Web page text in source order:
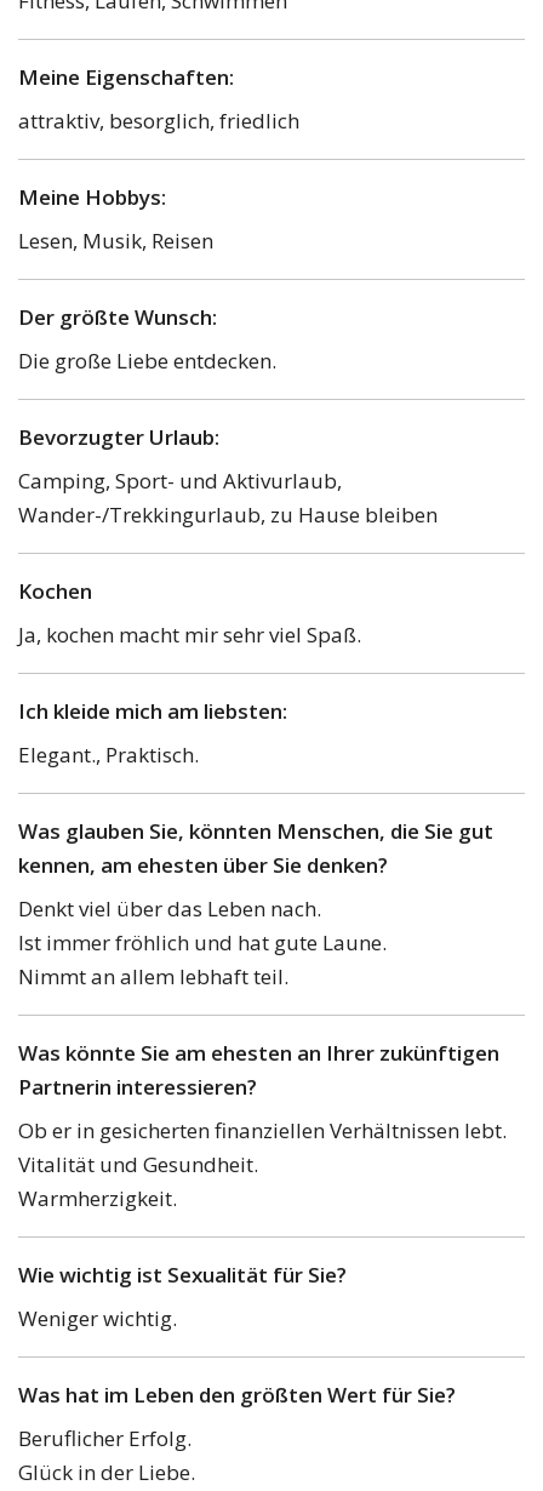
Meine Eigenschaften:
attraktiv, besorglich, friedlich
Meine Hobbys:
Lesen, Musik, Reisen
Der größte Wunsch:
Die große Liebe entdecken.
Bevorzugter Urlaub:
Camping, Sport- und Aktivurlaub,
Wander-/Trekkingurlaub, zu Hause bleiben
Kochen
Ja, kochen macht mir sehr viel Spaß.
Ich kleide mich am liebsten:
Elegant., Praktisch.
Was glauben Sie, könnten Menschen, die Sie gut
kennen, am ehesten über Sie denken?
Denkt viel über das Leben nach.
Ist immer fröhlich und hat gute Laune.
Nimmt an allem lebhaft teil.
Was könnte Sie am ehesten an Ihrer zukünftigen
Partnerin interessieren?
Ob er in gesicherten finanziellen Verhältnissen lebt.
Vitalität und Gesundheit.
Warmherzigkeit.
Wie wichtig ist Sexualität für Sie?
Weniger wichtig.
Was hat im Leben den größten Wert für Sie?
Beruflicher Erfolg.
Glück in der Liebe.